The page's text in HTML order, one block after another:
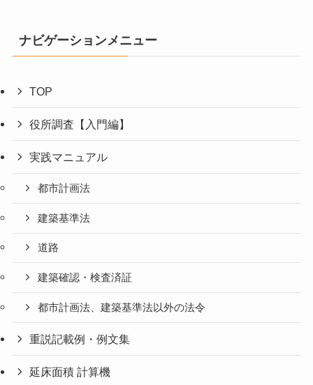
ナビゲーションメニュー
TOP
役所調査【入門編】
実践マニュアル
都市計画法
建築基準法
道路
建築確認・検査済証
都市計画法、建築基準法以外の法令
重説記載例・例文集
延床面積 計算機